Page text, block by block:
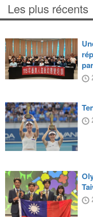
Les plus récents